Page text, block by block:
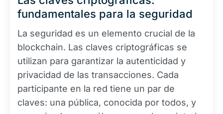
fundamentales para la seguridad
La seguridad es un elemento crucial de la
blockchain. Las claves criptográficas se
utilizan para garantizar la autenticidad y
privacidad de las transacciones. Cada
participante en la red tiene un par de
claves: una pública, conocida por todos, y